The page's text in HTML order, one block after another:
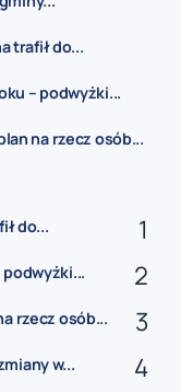
trafił do...
– podwyżki...
na rzecz osób...
do...
podwyżki...
rzecz osób...
w...